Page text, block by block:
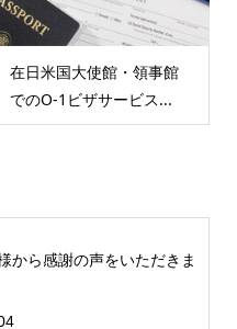
在日米国大使館・領事館
でのO-1ビザサービス...
から感謝の声をいただきま